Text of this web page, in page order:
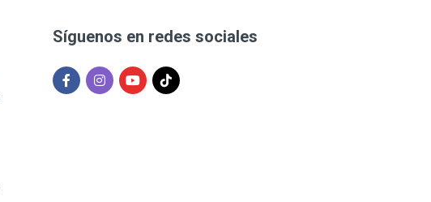
Síguenos en redes sociales